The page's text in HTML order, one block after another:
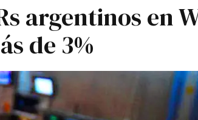
argentinos en
de 3%